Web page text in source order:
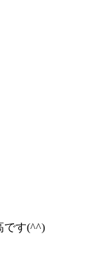
です(^^)